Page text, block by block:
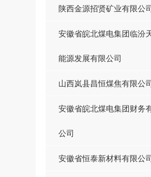
陕西金源招贤矿业有限公
安徽省皖北煤电集团临汾
能源发展有限公司
山西岚县昌恒煤焦有限公
安徽省皖北煤电集团财务
公司
安徽省恒泰新材料有限公